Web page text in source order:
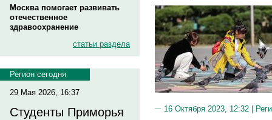
Москва помогает развивать
отечественное
здравоохранение
статьи раздела
Регион сегодня
29 Мая 2026, 16:37
Студенты Приморья
16 Октября 2023, 12:32 |